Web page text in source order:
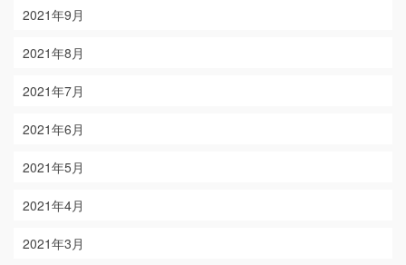
2021年9月
2021年8月
2021年7月
2021年6月
2021年5月
2021年4月
2021年3月